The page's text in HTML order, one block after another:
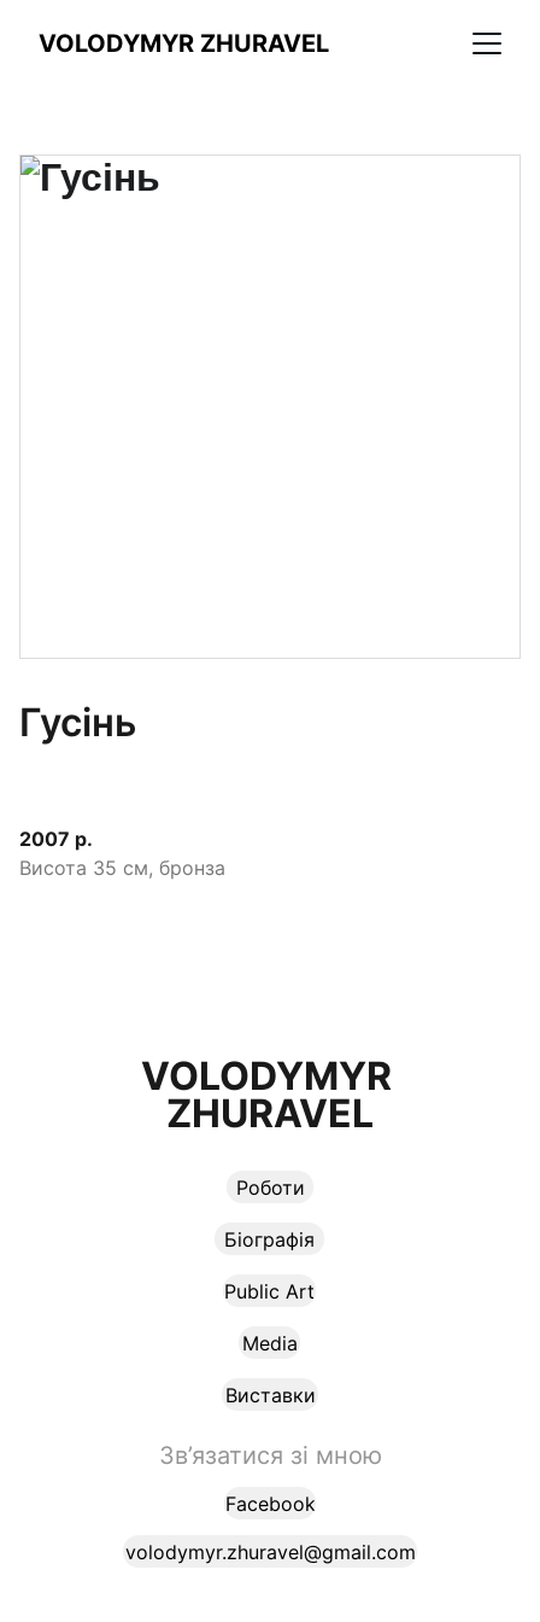
VOLODYMYR ZHURAVEL
Гусінь
2007 р.
Висота 35 см, бронза
VOLODYMYR
ZHURAVEL
Роботи
Біографія
Public Art
Media
Виставки
Зв’язатися зі мною
Facebook
volodymyr.zhuravel@gmail.com